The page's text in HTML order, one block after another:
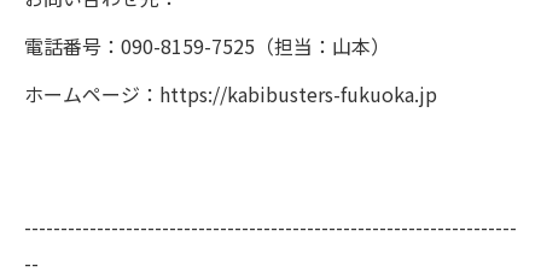
電話番号：090-8159-7525（担当：山本）
ホームページ：https://kabibusters-fukuoka.jp
--------------------------------------------------------------------
--